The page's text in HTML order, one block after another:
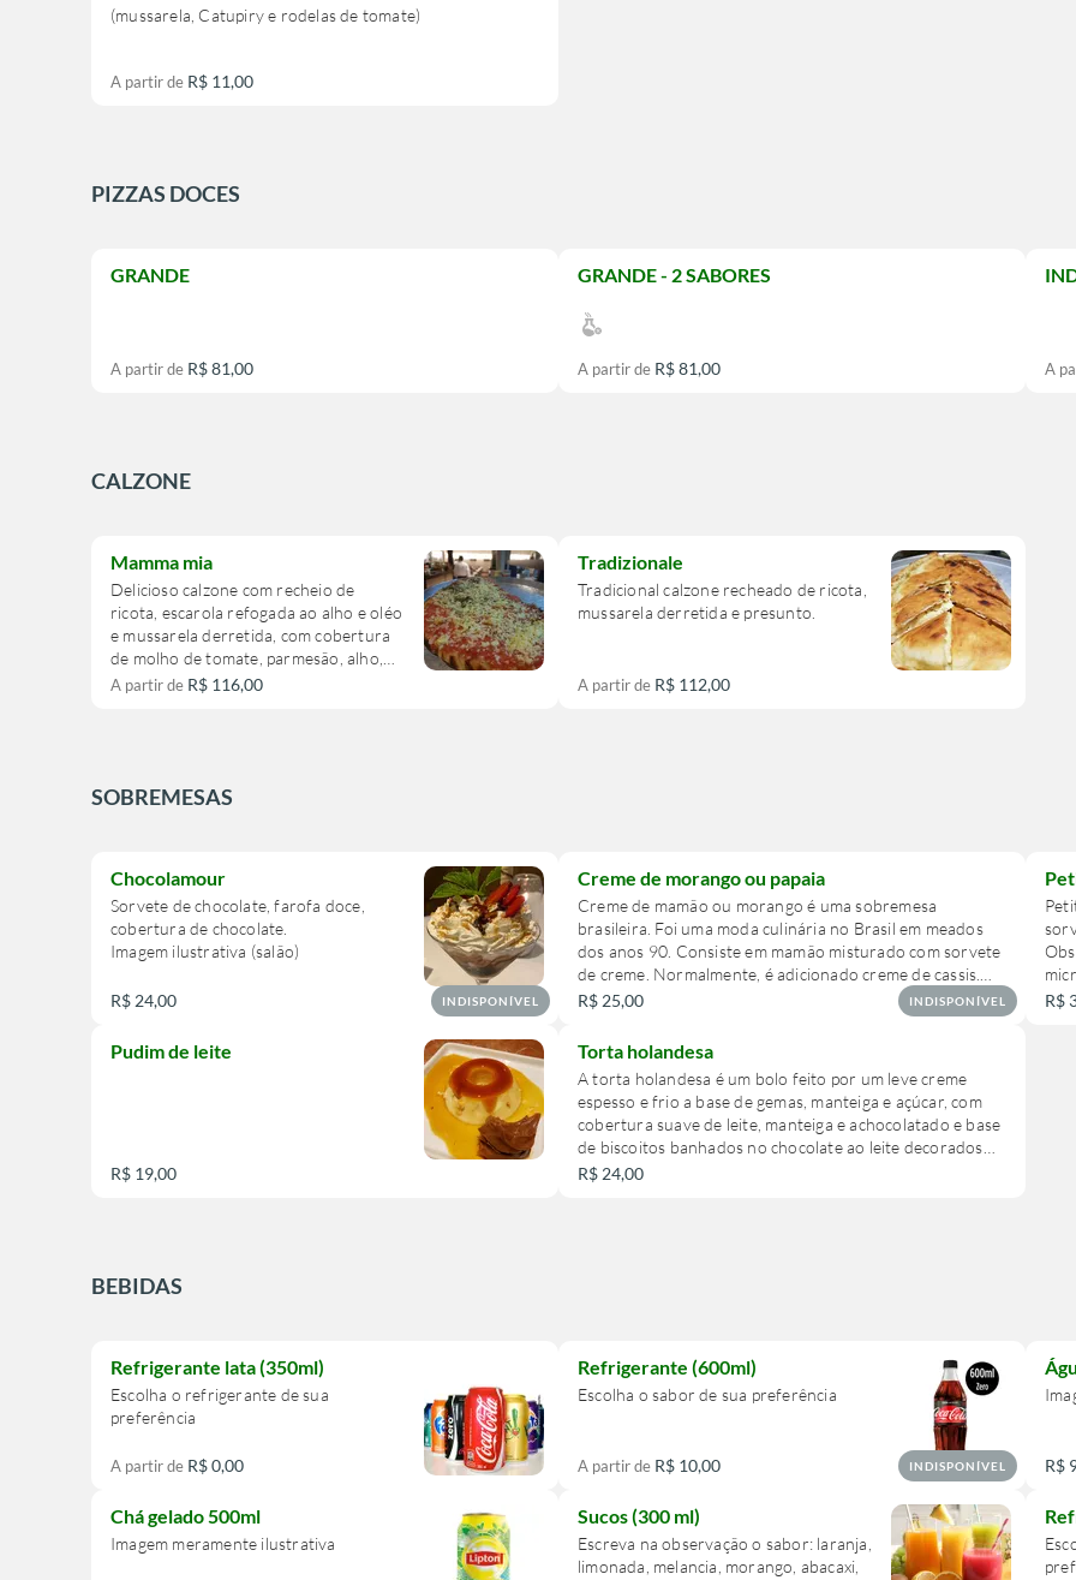
(mussarela, Catupiry e rodelas de tomate)
A partir de R$ 11,00
PIZZAS DOCES
GRANDE
A partir de R$ 81,00
GRANDE - 2 SABORES
A partir de R$ 81,00 A
CALZONE
Mamma mia
Delicioso calzone com recheio de
ricota, escarola refogada ao alho e oléo
e mussarela derretida, com cobertura
de molho de tomate, parmesão, alho,
orégano e azeite.
A partir de R$ 116,00
Tradizionale
Tradicional calzone recheado de ricota,
mussarela derretida e presunto.
A partir de R$ 112,00
SOBREMESAS
Chocolamour
Sorvete de chocolate, farofa doce,
cobertura de chocolate.
Imagem ilustrativa (salão)
R$ 24,00 INDISPONÍVEL
Creme de morango ou papaia
Creme de mamão ou morango é uma sobremesa
brasileira. Foi uma moda culinária no Brasil em meados
dos anos 90. Consiste em mamão misturado com sorvete
de creme. Normalmente, é adicionado creme de cassis.
Obs: se não mencionar na observação que quer de
morango mandamos com o mamão papaia que é o
tradicional.
R$ 25,00 INDISPONÍVEL R$
Pudim de leite
R$ 19,00
Torta holandesa
A torta holandesa é um bolo feito por um leve creme
espesso e frio a base de gemas, manteiga e açúcar, com
cobertura suave de leite, manteiga e achocolatado e base
de biscoitos banhados no chocolate ao leite decorados
em volta. Apesar do nome, a torta é totalmente brasileira,
R$ 24,00
BEBIDAS
Refrigerante lata (350ml)
Escolha o refrigerante de sua
preferência
A partir de R$ 0,00
Refrigerante (600ml)
Escolha o sabor de sua preferência
A partir de R$ 10,00 INDISPONÍVEL R$
Chá gelado 500ml
Imagem meramente ilustrativa
Sucos (300 ml)
Escreva na observação o sabor: laranja,
limonada, melancia, morango, abacaxi,